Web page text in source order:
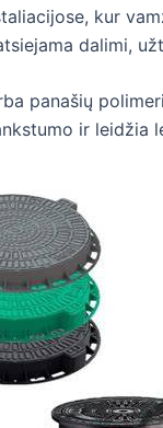
kur
dalimi,
panašių
ir leidžia